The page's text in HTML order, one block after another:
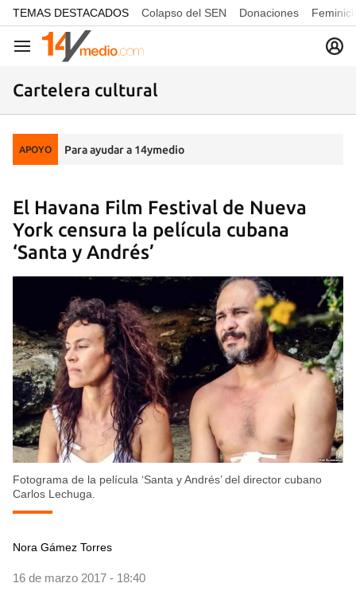
common.go-to-content
TEMAS DESTACADOS Colapso del SEN Donaciones
Navegación
Cartelera cultural
APOYO Para ayudar a 14ymedio
El Havana Film Festival de Nueva
York censura la película cubana
‘Santa y Andrés’
Fotograma de la película ‘Santa y Andrés’ del director cubano
Carlos Lechuga.
Nora Gámez Torres
16 de marzo 2017 - 18:40